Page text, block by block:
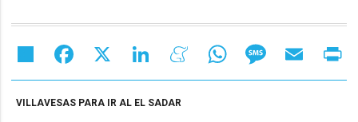
Share Facebook LinkedIn MeneameWhatsAppMessageEmail
VILLAVESAS PARA IR AL EL SADAR